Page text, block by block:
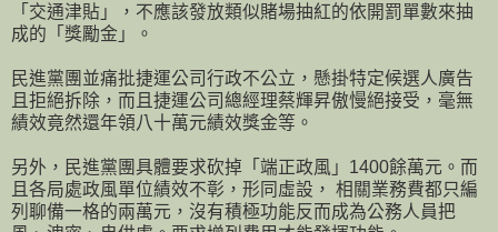
「交通津貼」，不應該發放類似賭場抽紅的依開罰單數來抽
成的「獎勵金」。
民進黨團並痛批捷運公司行政不公立，懸掛特定候選人廣告
且拒絕拆除，而且捷運公司總經理蔡輝昇傲慢絕接受，毫無
績效竟然還年領八十萬元績效獎金等。
另外，民進黨團具體要求砍掉「端正政風」1400餘萬元。而
且各局處政風單位績效不彰，形同虛設， 相關業務費都只編
列聊備一格的兩萬元，沒有積極功能反而成為公務人員把